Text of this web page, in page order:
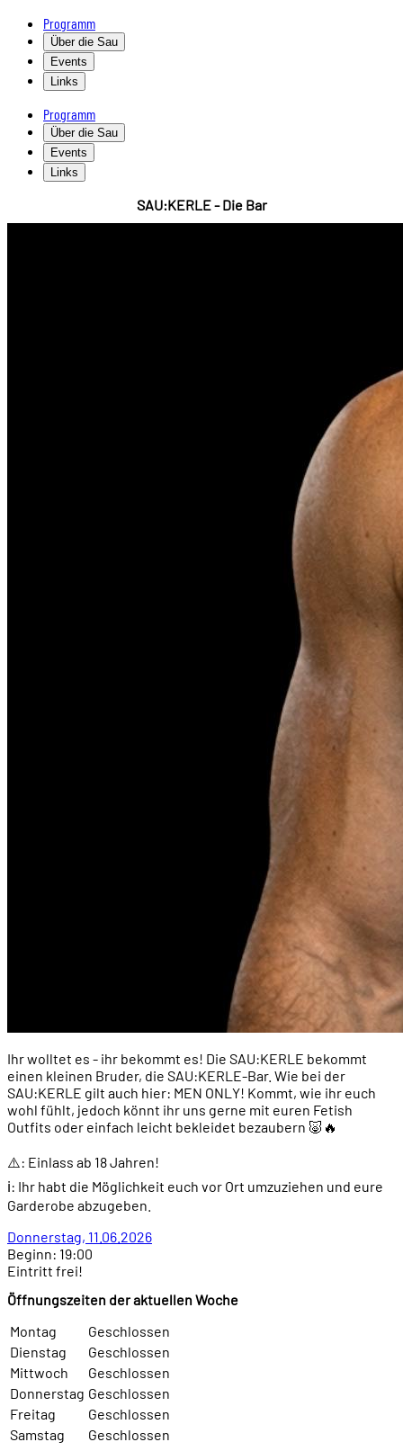
Programm
Über die Sau
Events
Links
Programm
Über die Sau
Events
Links
SAU:KERLE - Die Bar
Ihr wolltet es - ihr bekommt es! Die SAU:KERLE bekommt
einen kleinen Bruder, die SAU:KERLE-Bar. Wie bei der
SAU:KERLE gilt auch hier: MEN ONLY! Kommt, wie ihr euch
wohl fühlt, jedoch könnt ihr uns gerne mit euren Fetish
Outfits oder einfach leicht bekleidet bezaubern 🐷🔥
⚠️: Einlass ab 18 Jahren!
ℹ️: Ihr habt die Möglichkeit euch vor Ort umzuziehen und eure
Garderobe abzugeben.
Donnerstag, 11.06.2026
Beginn: 19:00
Eintritt frei!
Öffnungszeiten der aktuellen Woche
Montag
Geschlossen
Dienstag
Geschlossen
Mittwoch
Geschlossen
Donnerstag Geschlossen
Freitag
Geschlossen
Samstag
Geschlossen